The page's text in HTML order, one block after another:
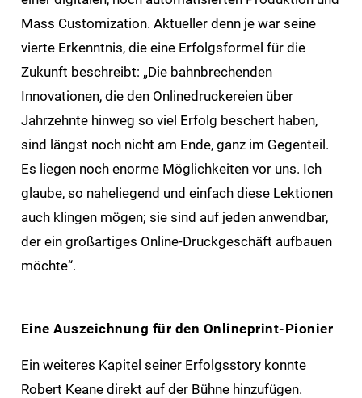
Mass Customization. Aktueller denn je war seine
vierte Erkenntnis, die eine Erfolgsformel für die
Zukunft beschreibt: „Die bahnbrechenden
Innovationen, die den Onlinedruckereien über
Jahrzehnte hinweg so viel Erfolg beschert haben,
sind längst noch nicht am Ende, ganz im Gegenteil.
Es liegen noch enorme Möglichkeiten vor uns. Ich
glaube, so naheliegend und einfach diese Lektionen
auch klingen mögen; sie sind auf jeden anwendbar,
der ein großartiges Online-Druckgeschäft aufbauen
möchte“.
Eine Auszeichnung für den Onlineprint-Pionier
Ein weiteres Kapitel seiner Erfolgsstory konnte
Robert Keane direkt auf der Bühne hinzufügen.